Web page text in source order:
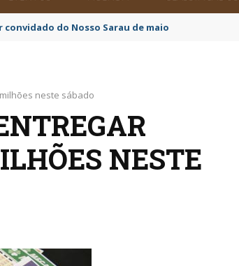
do Nosso Sarau de maio
neste sábado
NESTE